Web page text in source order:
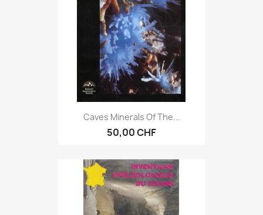
Caves Minerals Of The...
50,00 CHF